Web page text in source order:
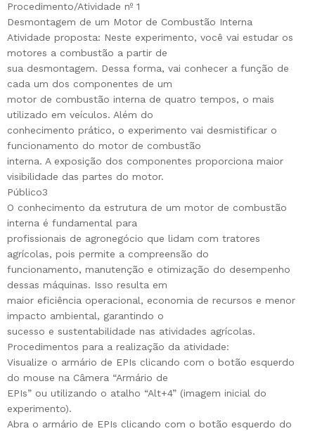
Procedimento/Atividade nº 1
Desmontagem de um Motor de Combustão Interna
Atividade proposta: Neste experimento, você vai estudar os
motores a combustão a partir de
sua desmontagem. Dessa forma, vai conhecer a função de
cada um dos componentes de um
motor de combustão interna de quatro tempos, o mais
utilizado em veículos. Além do
conhecimento prático, o experimento vai desmistificar o
funcionamento do motor de combustão
interna. A exposição dos componentes proporciona maior
visibilidade das partes do motor.
Público3
O conhecimento da estrutura de um motor de combustão
interna é fundamental para
profissionais de agronegócio que lidam com tratores
agrícolas, pois permite a compreensão do
funcionamento, manutenção e otimização do desempenho
dessas máquinas. Isso resulta em
maior eficiência operacional, economia de recursos e menor
impacto ambiental, garantindo o
sucesso e sustentabilidade nas atividades agrícolas.
Procedimentos para a realização da atividade:
Visualize o armário de EPIs clicando com o botão esquerdo
do mouse na Câmera “Armário de
EPIs” ou utilizando o atalho “Alt+4” (imagem inicial do
experimento).
Abra o armário de EPIs clicando com o botão esquerdo do